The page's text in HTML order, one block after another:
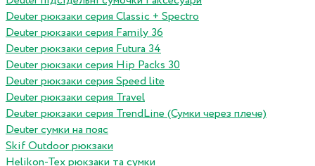
Deuter рюкзаки серия Classic + Spectro
Deuter рюкзаки серия Family 36
Deuter рюкзаки серия Futura 34
Deuter рюкзаки серия Hip Packs 30
Deuter рюкзаки серия Speed lite
Deuter рюкзаки серия Travel
Deuter рюкзаки серия TrendLine (Сумки через плече)
Deuter сумки на пояс
Skif Outdoor рюкзаки
Helikon-Tex рюкзаки та сумки